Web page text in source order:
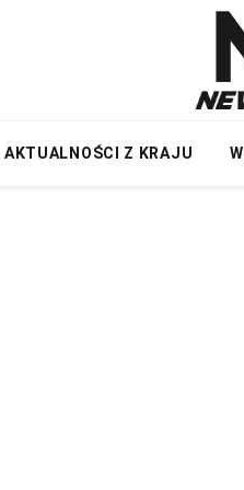
AKTUALNOŚCI Z KRAJU